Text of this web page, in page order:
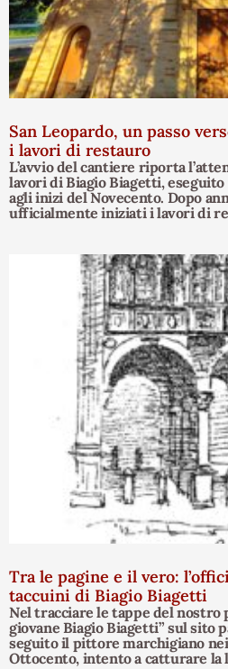
San Leopardo, un passo
i lavori di restauro
L’avvio del cantiere riporta
lavori di Biagio Biagetti,
agli inizi del Novecento. Dopo
ufficialmente iniziati i lavori di
Tra le pagine e il vero:
taccuini di Biagio Biagetti
Nel tracciare le tappe del nostro
giovane Biagio Biagetti” sul sito
seguito il pittore marchigiano
Ottocento, intento a catturare la